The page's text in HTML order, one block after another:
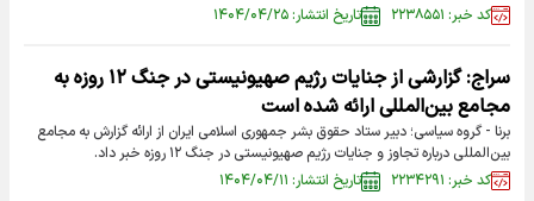
کد خبر: ۲۲۳۸۵۵۱
تاریخ انتشار: ۱۴۰۴/۰۴/۲۵
سراج: گزارشی از جنایات رژیم صهیونیستی در جنگ ۱۲ روزه به
مجامع بین‌المللی ارائه شده است
برنا - گروه سیاسی؛ دبیر ستاد حقوق بشر جمهوری اسلامی ایران از ارائه گزارش به مجامع
بین‌المللی درباره تجاوز و جنایات رژیم صهیونیستی در جنگ ۱۲ روزه خبر داد.
کد خبر: ۲۲۳۴۲۹۱
تاریخ انتشار: ۱۴۰۴/۰۴/۱۱